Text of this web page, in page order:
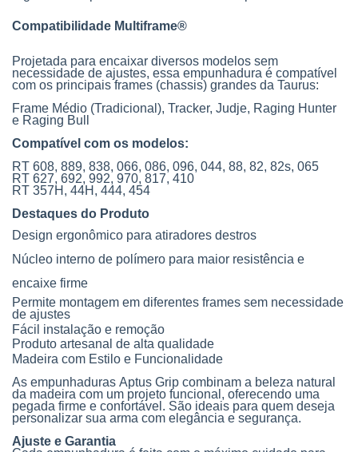
Compatibilidade Multiframe®
Projetada para encaixar diversos modelos sem
necessidade de ajustes, essa empunhadura é compatível
com os principais frames (chassis) grandes da Taurus:
Frame Médio (Tradicional), Tracker, Judje, Raging Hunter
e Raging Bull
Compatível com os modelos:
RT 608, 889, 838, 066, 086, 096, 044, 88, 82, 82s, 065
RT 627, 692, 992, 970, 817, 410
RT 357H, 44H, 444, 454
Destaques do Produto
Design ergonômico para atiradores destros
Núcleo interno de polímero para maior resistência e
encaixe firme
Permite montagem em diferentes frames sem necessidade
de ajustes
Fácil instalação e remoção
Produto artesanal de alta qualidade
Madeira com Estilo e Funcionalidade
As empunhaduras Aptus Grip combinam a beleza natural
da madeira com um projeto funcional, oferecendo uma
pegada firme e confortável. São ideais para quem deseja
personalizar sua arma com elegância e segurança.
Ajuste e Garantia